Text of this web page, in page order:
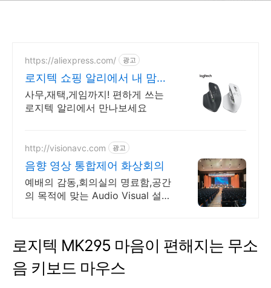
https://aliexpress.com/ 광고
로지텍 쇼핑 알리에서 내 맘에
쏙드는 오늘의 특가
사무,재택,게임까지! 편하게 쓰는
로지텍 알리에서 만나보세요
http://visionavc.com 광고
음향 영상 통합제어 화상회의
예배의 감동,회의실의 명료함,공간
의 목적에 맞는 Audio Visual 설계.
로지텍 MK295 마음이 편해지는 무소
음 키보드 마우스